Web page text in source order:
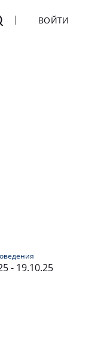
ВОЙТИ
- 19.10.25